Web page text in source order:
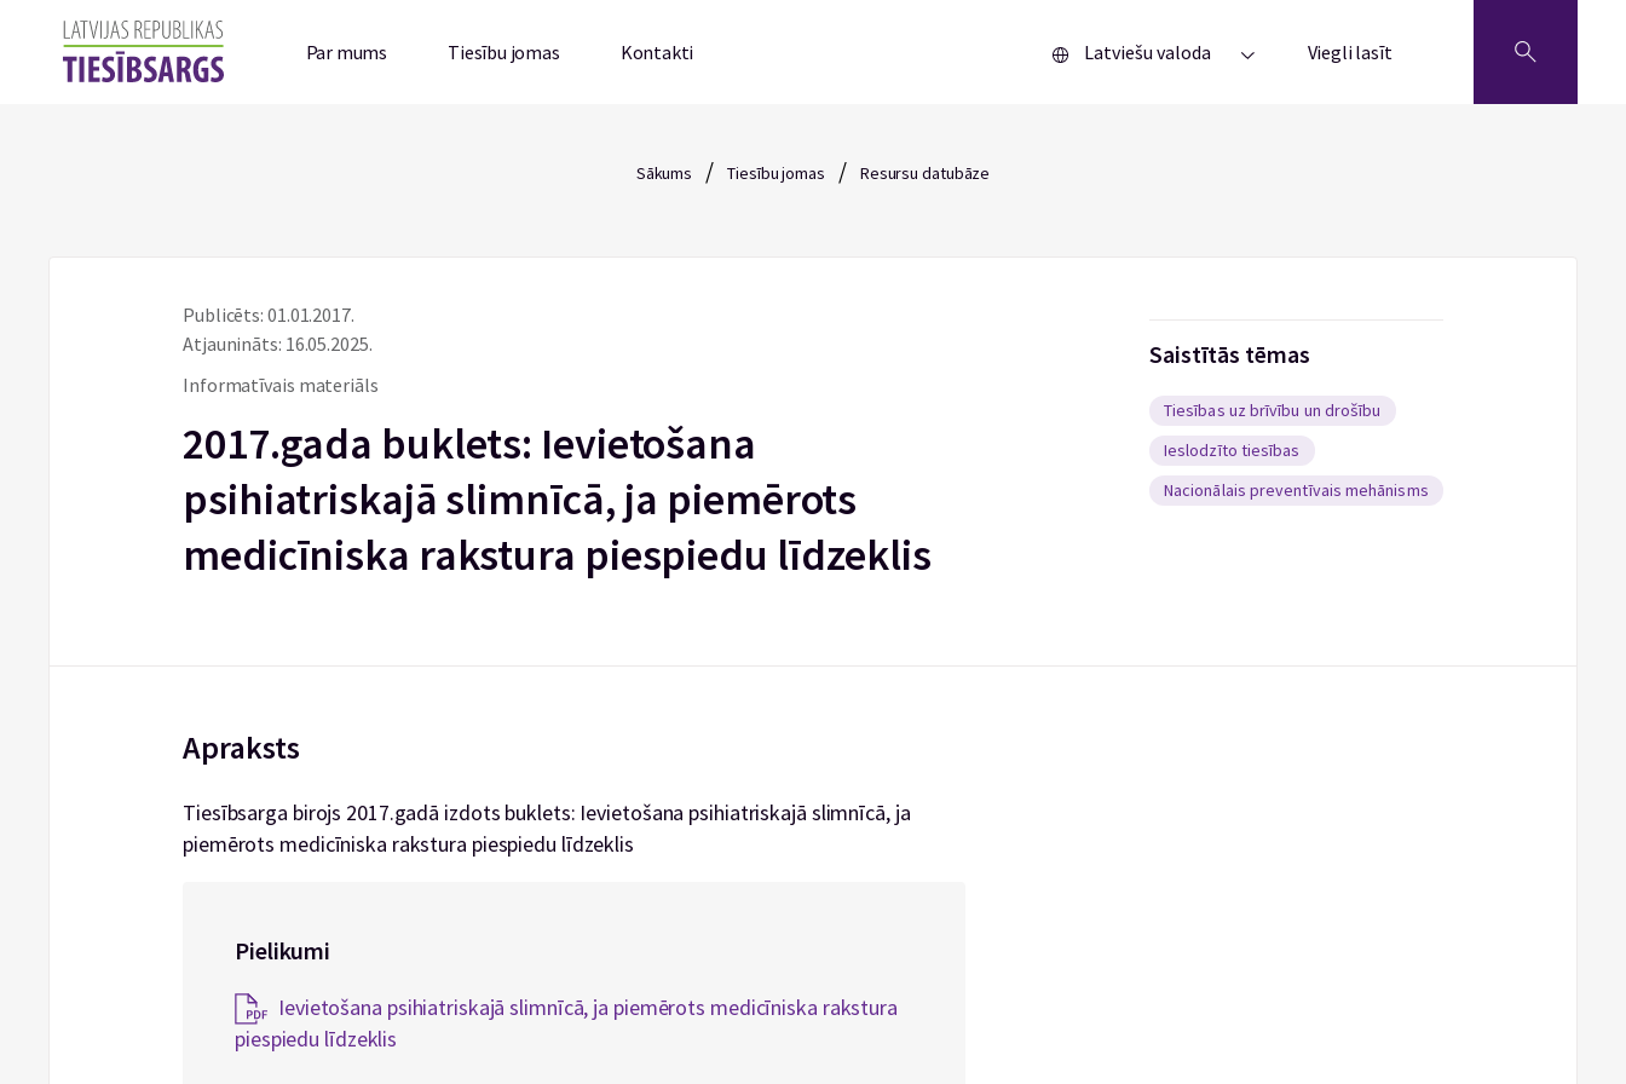
Par mums Tiesību jomas Kontakti Latviešu valoda Viegli lasīt
Sākums / Tiesību jomas / Resursu datubāze
Publicēts: 01.01.2017.
Atjaunināts: 16.05.2025.
Informatīvais materiāls
2017.gada buklets: Ievietošana
psihiatriskajā slimnīcā, ja piemērots
medicīniska rakstura piespiedu līdzeklis
Saistītās tēmas
Tiesības uz brīvību un drošību
Ieslodzīto tiesības
Nacionālais preventīvais mehānisms
Apraksts
Tiesībsarga birojs 2017.gadā izdots buklets: Ievietošana psihiatriskajā slimnīcā, ja
piemērots medicīniska rakstura piespiedu līdzeklis
Pielikumi
Ievietošana psihiatriskajā slimnīcā, ja piemērots medicīniska rakstura
piespiedu līdzeklis